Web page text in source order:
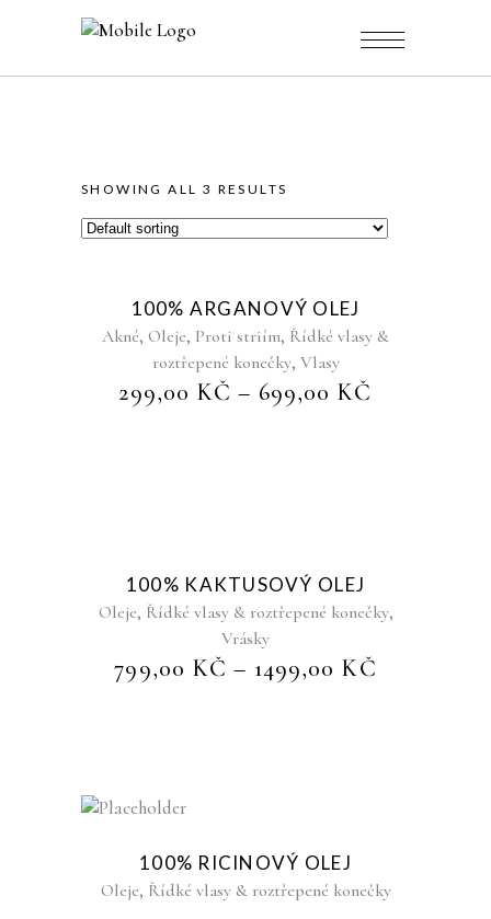
SHOWING ALL 3 RESULTS
Sold
100% ARGANOVÝ OLEJ
Akné, Oleje, Proti striím, Řídké vlasy &
roztřepené konečky, Vlasy
299,00 KČ – 699,00 KČ
Sold
100% KAKTUSOVÝ OLEJ
Oleje, Řídké vlasy & roztřepené konečky,
Vrásky
799,00 KČ – 1499,00 KČ
100% RICINOVÝ OLEJ
Oleje, Řídké vlasy & roztřepené konečky